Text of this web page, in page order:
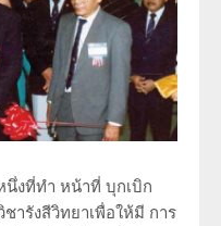
นึ่งที่ทำ หน้าที่ บุกเบิก
ารังสีวิทยาเพื่อให้มี การ